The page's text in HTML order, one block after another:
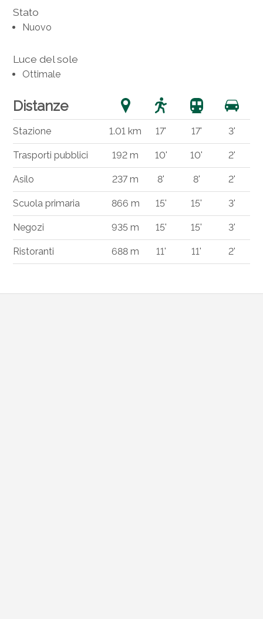
Stato
Nuovo
Luce del sole
Ottimale
Distanze
Stazione 1.01 km 17' 17' 3'
Trasporti pubblici 192 m 10' 10' 2'
Asilo 237 m 8' 8' 2'
Scuola primaria 866 m 15' 15' 3'
Negozi 935 m 15' 15' 3'
Ristoranti 688 m 11' 11' 2'